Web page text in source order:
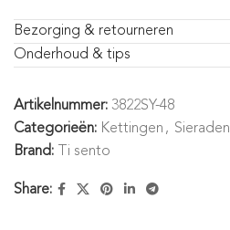
Bezorging & retourneren
Onderhoud & tips
Artikelnummer: 3822SY-48
Categorieën: Kettingen , Sieraden
Brand:
Ti sento
Share: